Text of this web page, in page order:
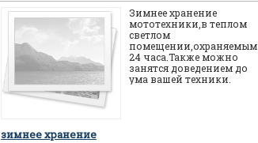
Зимнее хранение
мототехники,в теплом
светлом
помещении,охраняемым
24 часа.Также можно
занятся доведением до
ума вашей техники.
зимнее хранение